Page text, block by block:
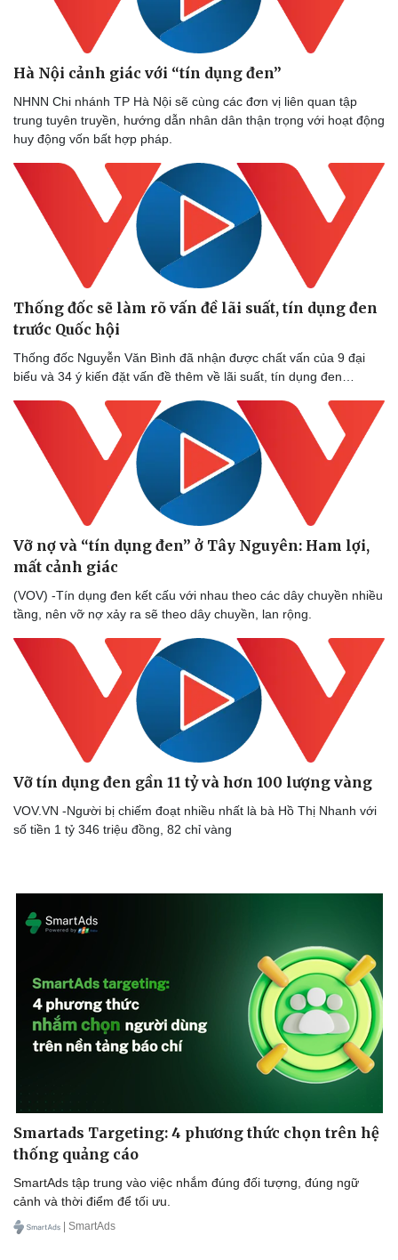
Thể thao
Bóng đá
Lịch thi đấu bóng đá
Thế giới thể thao
Hậu trường
Ô tô - Xe máy
Ô tô
Xe máy
Hà Nội cảnh giác với “tín dụng đen”
NHNN Chi nhánh TP Hà Nội sẽ cùng các đơn vị liên quan tập
trung tuyên truyền, hướng dẫn nhân dân thận trọng với hoạt động
huy động vốn bất hợp pháp.
Thống đốc sẽ làm rõ vấn đề lãi suất, tín dụng đen
trước Quốc hội
Thống đốc Nguyễn Văn Bình đã nhận được chất vấn của 9 đại
biểu và 34 ý kiến đặt vấn đề thêm về lãi suất, tín dụng đen…
Vỡ nợ và “tín dụng đen” ở Tây Nguyên: Ham lợi,
mất cảnh giác
(VOV) -Tín dụng đen kết cấu với nhau theo các dây chuyền nhiều
tầng, nên vỡ nợ xảy ra sẽ theo dây chuyền, lan rộng.
Vỡ tín dụng đen gần 11 tỷ và hơn 100 lượng vàng
VOV.VN -Người bị chiếm đoạt nhiều nhất là bà Hồ Thị Nhanh với
số tiền 1 tỷ 346 triệu đồng, 82 chỉ vàng
Smartads Targeting: 4 phương thức chọn trên hệ
thống quảng cáo
SmartAds tập trung vào việc nhắm đúng đối tượng, đúng ngữ
cảnh và thời điểm để tối ưu.
| SmartAds